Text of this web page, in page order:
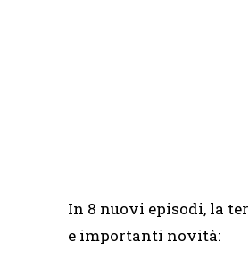
In 8 nuovi episodi, la
e importanti novità: